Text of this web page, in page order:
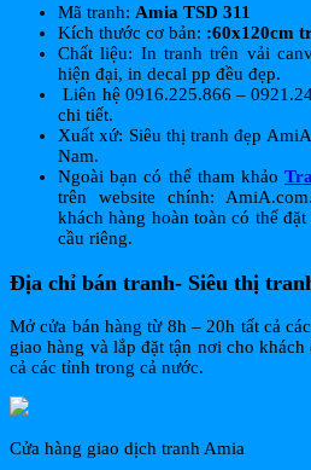
Mã tranh: Amia TSD 311
Kích thước cơ bản: :60x120cm
Chất liệu: In tranh trên vải
hiện đại, in decal pp đều đẹp.
Liên hệ 0916.225.866 –
chi tiết.
Xuất xứ: Siêu thị tranh đẹp
Nam.
Ngoài bạn có thể tham khảo
trên website chính:
khách hàng hoàn toàn có thể
cầu riêng.
Địa chỉ bán tranh- Siêu thị
Mở cửa bán hàng từ 8h – 20h tất cả
giao hàng và lắp đặt tận nơi cho
cả các tỉnh trong cả nước.
Cửa hàng giao dịch tranh Amia